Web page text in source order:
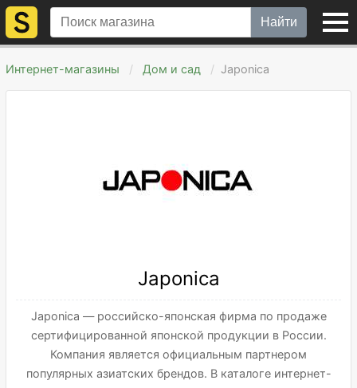
Найти
Интернет-магазины Дом и сад Japonica
Japonica
Japonica — российско-японская фирма по продаже
сертифицированной японской продукции в России.
Компания является официальным партнером
популярных азиатских брендов. В каталоге интернет-